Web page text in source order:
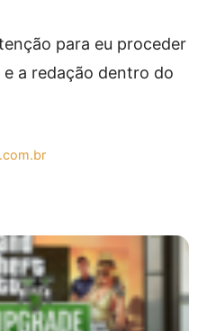
para eu proceder
a redação dentro do